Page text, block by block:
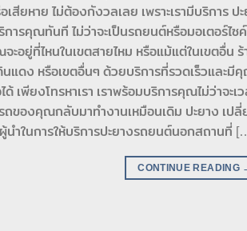
ยหาย ไม่ต้องกังวลเลย เพราะเรามีบริการ
ารคุณทันที ไม่ว่าจะเป็นรถยนต์หรือมอเตอร์ไซ
ะอยู่ที่ไหนในเขตสายไหม หรือแม้แต่ในเขตอื่น
นแดง หรือเขตอื่นๆ ด้วยบริการที่รวดเร็วและ
เพียงโทรหาเรา เราพร้อมบริการคุณไม่ว่าจะ
ของคุณกลับมาทำงานเหมือนเดิม ปะยาง เป
ำในการให้บริการปะยางรถยนต์นอกสถานที่
CONTINUE READING